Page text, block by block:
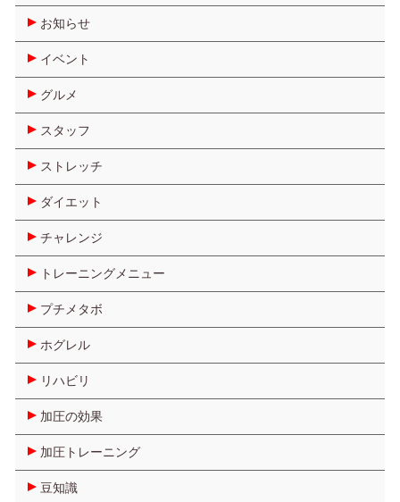
お知らせ
イベント
グルメ
スタッフ
ストレッチ
ダイエット
チャレンジ
トレーニングメニュー
プチメタボ
ホグレル
リハビリ
加圧の効果
加圧トレーニング
豆知識